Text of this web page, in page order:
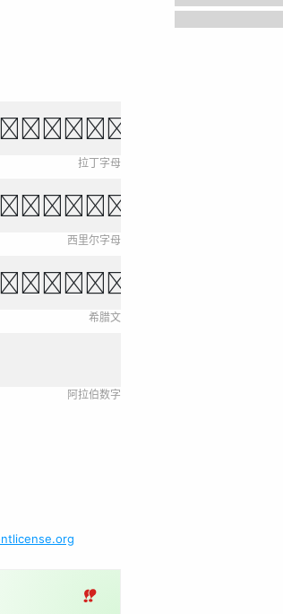
over
拉丁字母
звёзды
西里尔字母
η
希腊文
阿拉伯数字
‼